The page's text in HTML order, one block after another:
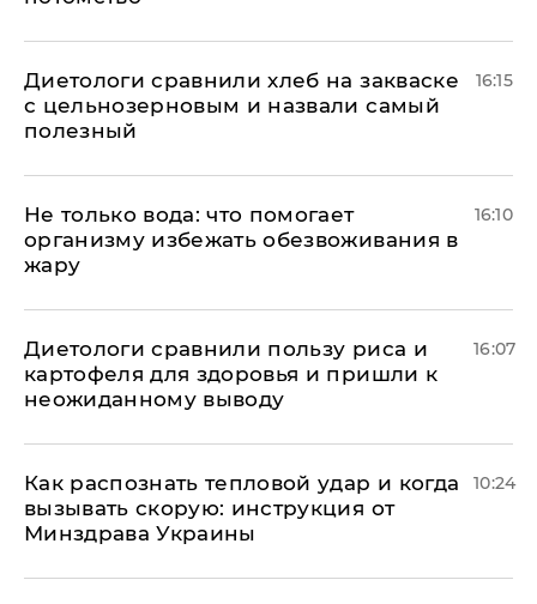
Диетологи сравнили хлеб на закваске
с цельнозерновым и назвали самый
полезный
16:15
Не только вода: что помогает
организму избежать обезвоживания в
жару
16:10
Диетологи сравнили пользу риса и
картофеля для здоровья и пришли к
неожиданному выводу
16:07
Как распознать тепловой удар и когда
вызывать скорую: инструкция от
Минздрава Украины
10:24